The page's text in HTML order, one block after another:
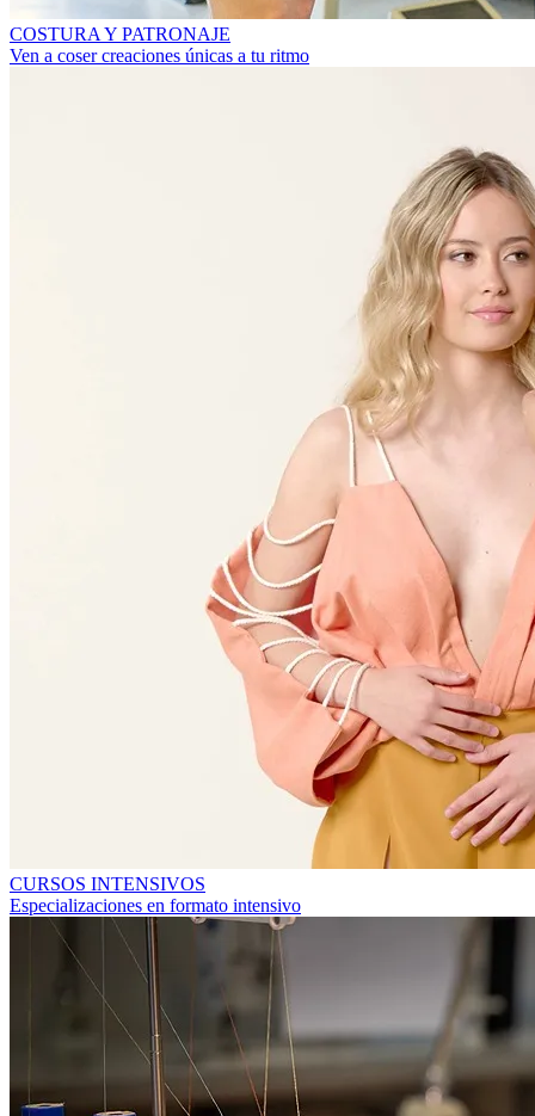
COSTURA Y PATRONAJE
Ven a coser creaciones únicas a tu ritmo
CURSOS INTENSIVOS
Especializaciones en formato intensivo